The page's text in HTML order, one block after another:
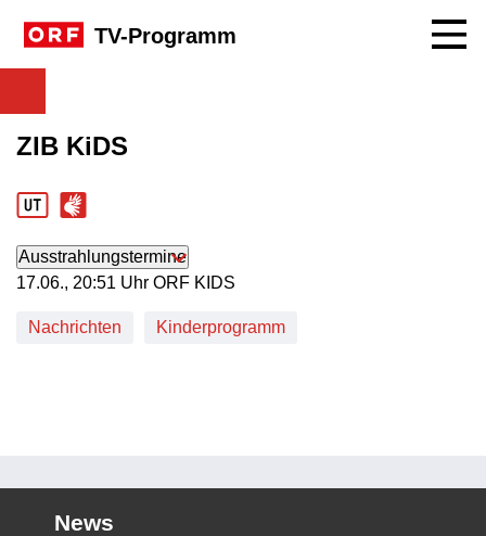
TV-Programm
ZIB KiDS
Ausstrahlungstermine
17. Juni, 20:51 Uhr in ORF KIDS
17.06., 20:51 Uhr ORF KIDS
Nachrichten Kinderprogramm
News